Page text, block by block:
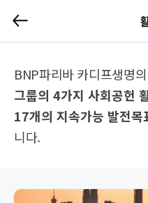
BNP파리바 카디프생명
그룹의 4가지 사회공헌
17개의 지속가능 발전목
니다.